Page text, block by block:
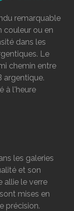
remarquable
couleur ou en
dans les
Le
chemin entre
argentique.
à l'heure
les galeries
et son
allie le verre
mises en
précision.